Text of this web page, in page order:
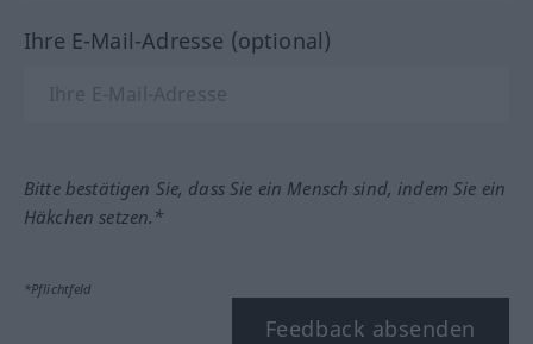
Ihre E-Mail-Adresse (optional)
Bitte bestätigen Sie, dass Sie ein Mensch sind, indem Sie ein
Häkchen setzen.*
*Pflichtfeld
Feedback absenden